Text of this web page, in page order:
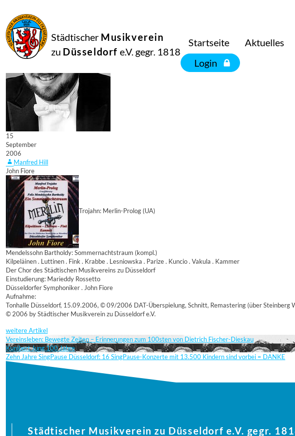
Städtischer Musikverein
zu Düsseldorf e.V. gegr. 1818
Startseite Aktuelles
Login
15
September
2006
Manfred Hill
John Fiore
Trojahn: Merlin-Prolog (UA)
Mendelssohn Bartholdy: Sommernachtstraum (kompl.)
Kilpeläinen . Luttinen . Fink . Krabbe . Lesniowska . Parize . Kuncio . Vakula . Kammer
Der Chor des Städtischen Musikvereins zu Düsseldorf
Einstudierung: Marieddy Rossetto
Düsseldorfer Symphoniker . John Fiore
Aufnahme:
Tonhalle Düsseldorf, 15.09.2006, © 09/2006 DAT-Überspielung, Schnitt, Remastering (über
© 2006 by Städtischer Musikverein zu Düsseldorf e.V.
weitere Artikel
Vereinsleben: Bewegte Zeiten – Erinnerungen zum 100sten von Dietrich Fischer-Dieskau
Kunibert Jung 100 Jahre
Zehn Jahre SingPause Düsseldorf: 16 SingPause-Konzerte mit 13.500 Kindern sind vorbei = DANKE
Städtischer Musikverein zu Düsseldorf e.V. gegr.